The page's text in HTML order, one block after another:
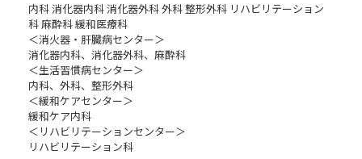
内科 消化器内科 消化器外科 外科 整形外科 リハビリテーション
科 麻酔科 緩和医療科
＜消火器・肝臓病センター＞
消化器内科、消化器外科、麻酔科
＜生活習慣病センター＞
内科、外科、整形外科
＜緩和ケアセンター＞
緩和ケア内科
＜リハビリテーションセンター＞
リハビリテーション科